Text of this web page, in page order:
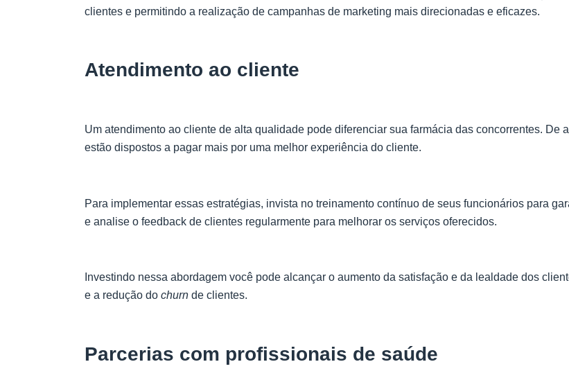
clientes e permitindo a realização de campanhas de marketing mais direcionadas e eficazes.
Atendimento ao cliente
Um atendimento ao cliente de alta qualidade pode diferenciar sua farmácia das concorrentes. De
estão dispostos a pagar mais por uma melhor experiência do cliente.
Para implementar essas estratégias, invista no treinamento contínuo de seus funcionários para
e analise o feedback de clientes regularmente para melhorar os serviços oferecidos.
Investindo nessa abordagem você pode alcançar o aumento da satisfação e da lealdade dos
e a redução do churn de clientes.
Parcerias com profissionais de saúde